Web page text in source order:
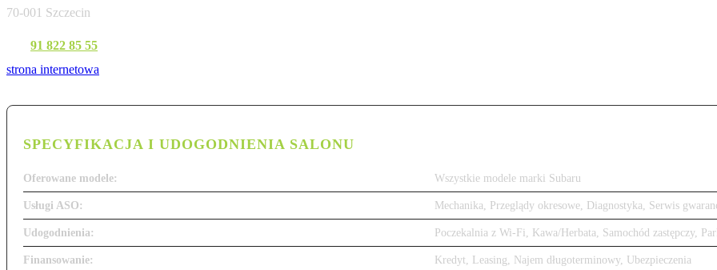
70-001 Szczecin
91 822 85 55
strona internetowa
SPECYFIKACJA I UDOGODNIENIA SALONU
Oferowane modele: Wszystkie modele marki Subaru
Usługi ASO: Mechanika, Przeglądy okresowe, Diagnostyka, Serwis
Udogodnienia: Poczekalnia z Wi-Fi, Kawa/Herbata, Samochód zastępczy,
Finansowanie: Kredyt, Leasing, Najem długoterminowy, Ubezpieczenia